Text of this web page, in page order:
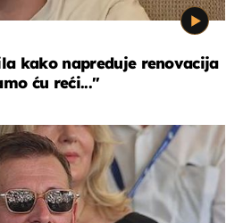
kako napreduje renovacija
ću reći..."